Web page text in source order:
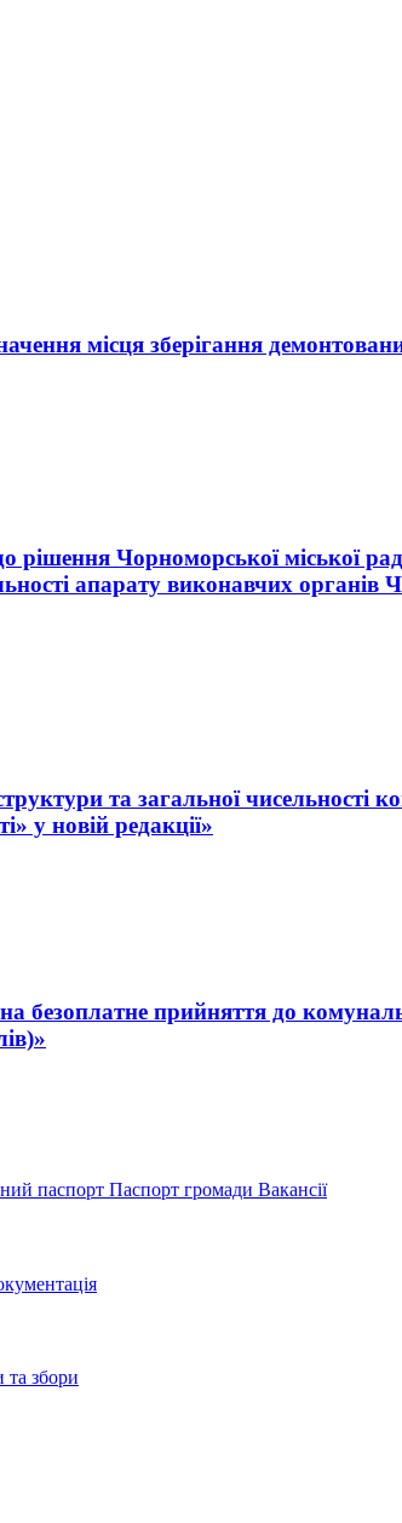
місця зберігання
Чорноморської міської
апарату виконавчих органів
та загальної чисельності
у новій редакції»
прийняття до
паспорт Паспорт громади Вакансії
та збори